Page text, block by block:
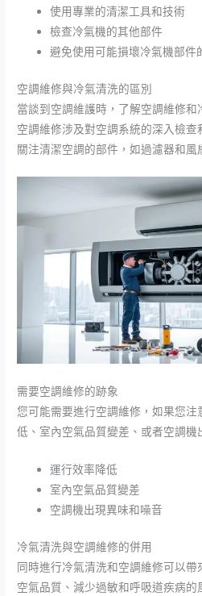
使用專業的清潔工具和技術
檢查冷氣機的其他部件
避免使用可能損壞冷氣機部件
空調維修與冷氣清洗的區別
當談到空調維護時，了解空調維修和
空調維修涉及對空調系統的深入檢
關注清潔空調的部件，如過濾器和風
需要空調維修的跡象
您可能需要進行空調維修，如果您
低、室內空氣品質變差、或者空調機
運行效率降低
室內空氣品質變差
空調機出現異味和噪音
冷氣清洗與空調維修的併用
同時進行冷氣清洗和空調維修可以
空氣品質、減少過敏和呼吸道疾病